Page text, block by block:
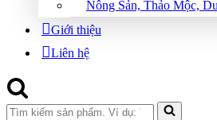
Nông Sản, Thảo Mộc,
Giới thiệu
Liên hệ
Search